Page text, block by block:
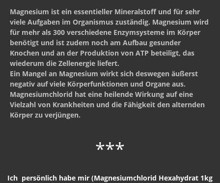
Magnesium ist ein essentieller Mineralstoff und für sehr
viele Aufgaben im Organismus zuständig. Magnesium wird
für mehr als 300 verschiedene Enzymsysteme im Körper
benötigt und ist zudem noch am Aufbau gesunder
Knochen und an der Produktion von ATP beteiligt, das
wiederum die Zellenergie liefert.
Ein Mangel an Magnesium wirkt sich deswegen äußerst
negativ auf viele Körperfunktionen und Organe aus.
Magnesiumchlorid hat eine heilende Wirkung auf eine
Vielzahl von Krankheiten und die Fähigkeit den alternden
Körper zu verjüngen.
***
Ich persönlich habe mir (Magnesiumchlorid Hexahydrat 1kg